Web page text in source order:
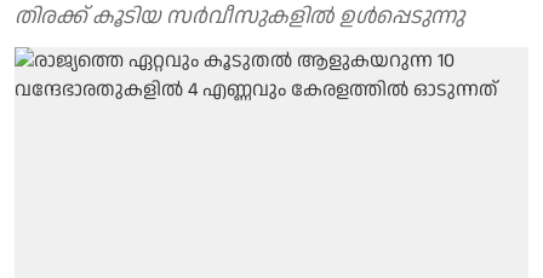
തിരക്ക് കൂടിയ സർവീസുകളിൽ ഉൾപ്പെടുന്നു